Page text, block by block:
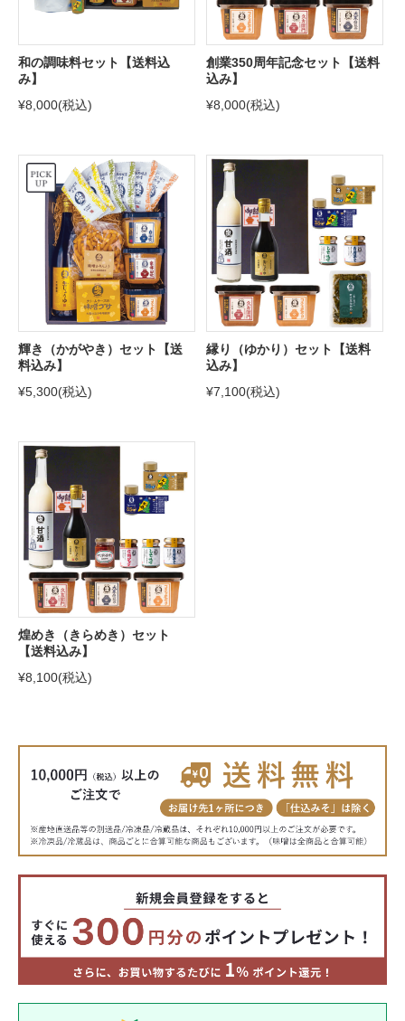
和の調味料セット【送料込
み】
¥8,000(税込)
創業350周年記念セット【送料
込み】
¥8,000(税込)
輝き（かがやき）セット【送
料込み】
¥5,300(税込)
縁り（ゆかり）セット【送料
込み】
¥7,100(税込)
煌めき（きらめき）セット
【送料込み】
¥8,100(税込)